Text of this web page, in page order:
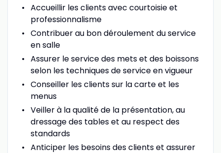
Accueillir les clients avec courtoisie et
professionnalisme
Contribuer au bon déroulement du service
en salle
Assurer le service des mets et des boissons
selon les techniques de service en vigueur
Conseiller les clients sur la carte et les
menus
Veiller à la qualité de la présentation, au
dressage des tables et au respect des
standards
Anticiper les besoins des clients et assurer